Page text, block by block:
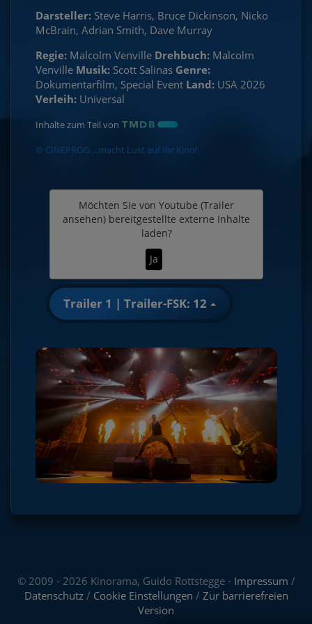
Darsteller: Steve Harris, Bruce Dickinson, Nicko
McBrain, Adrian Smith, Dave Murray
Regie: Malcolm Venville Drehbuch: Malcolm
Venville Musik: Scott Salinas Genre:
Dokumentarfilm, Special Event Land: USA 2026
Verleih: Universal
Inhalte zum Teil von
© CINEPROG ...macht Lust auf Ihr Kino!
Möchten Sie von Youtube (Trailer
ansehen) bereitgestellte externe Inhalte
laden?
Ja
Trailer 1 | Trailer-FSK: 12
© 2009 - 2026 Kinorama, Guido Rottstegge - Impressum /
Datenschutz/ Cookie Einstellungen / Zur barrierefreien
Version